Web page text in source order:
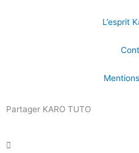
L’esprit
Partager KARO TUTO